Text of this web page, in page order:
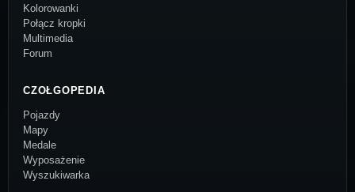
Kolorowanki
Połącz kropki
Multimedia
Forum
CZOŁGOPEDIA
Pojazdy
Mapy
Medale
Wyposażenie
Wyszukiwarka